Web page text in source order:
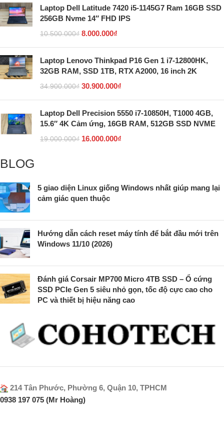
Laptop Dell Latitude 7420 i5-1145G7 Ram 16GB SSD
256GB Nvme 14″ FHD IPS
10.500.000₫ 8.000.000₫
Laptop Lenovo Thinkpad P16 Gen 1 i7-12800HK,
32GB RAM, SSD 1TB, RTX A2000, 16 inch 2K
34.900.000₫ 30.900.000₫
Laptop Dell Precision 5550 i7-10850H, T1000 4GB,
15.6″ 4K Cảm ứng, 16GB RAM, 512GB SSD NVME
19.000.000₫ 16.000.000₫
BLOG
5 giao diện Linux giống Windows nhất giúp mang lại
cảm giác quen thuộc
Hướng dẫn cách reset máy tính để bắt đầu mới trên
Windows 11/10 (2026)
Đánh giá Corsair MP700 Micro 4TB SSD – Ổ cứng
SSD PCIe Gen 5 siêu nhỏ gọn, tốc độ cực cao cho
PC và thiết bị hiệu năng cao
214 Tân Phước, Phường 6, Quận 10, TPHCM
0938 197 075 (Mr Hoàng)